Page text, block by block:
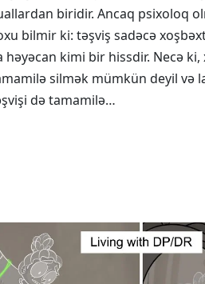
biridir. Ancaq psixoloq
bilmir ki: təşviş sadəcə
həyəcan kimi bir hissdir. Necə
silmək mümkün deyil və
də tamamilə…